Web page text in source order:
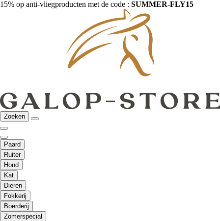
15% op anti-vliegproducten met de code : SUMMER-FLY15
Zoeken
Paard
Ruiter
Hond
Kat
Dieren
Fokkerij
Boerderij
Zomerspecial